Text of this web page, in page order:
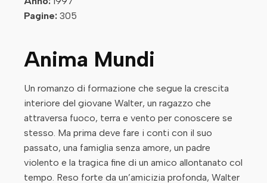
Pagine: 305
Anima Mundi
Un romanzo di formazione che segue la crescita
interiore del giovane Walter, un ragazzo che
attraversa fuoco, terra e vento per conoscere se
stesso. Ma prima deve fare i conti con il suo
passato, una famiglia senza amore, un padre
violento e la tragica fine di un amico allontanato col
tempo. Reso forte da un’amicizia profonda, Walter